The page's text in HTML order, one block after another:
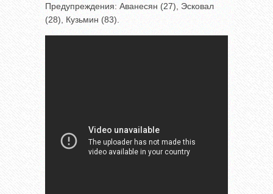
Предупреждения: Аванесян (27), Эсковал
(28), Кузьмин (83).